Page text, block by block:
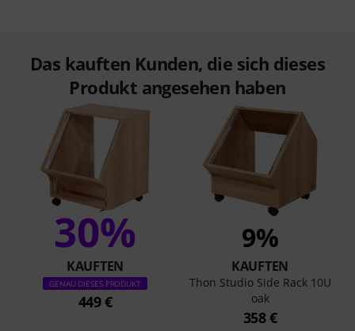
Das kauften Kunden, die sich dieses
Produkt angesehen haben
30%
KAUFTEN
GENAU DIESES PRODUKT
449 €
9%
KAUFTEN
Thon Studio Side Rack 10U
oak
358 €